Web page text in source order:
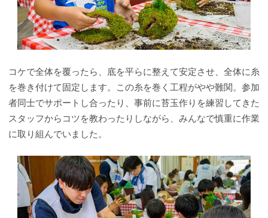
コケで全体を覆ったら、底を平らに整えて安定させ、全体に糸
を巻き付けて固定します。この糸を巻く工程がやや難関。参加
者同士でサポートし合ったり、事前に苔玉作りを練習してきた
スタッフからコツを教わったりしながら、みんなで慎重に作業
に取り組んでいました。